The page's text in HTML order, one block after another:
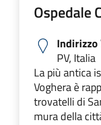
Ospedale
Indirizzo
PV, Italia
La più antica
Voghera è
trovatelli di
mura della